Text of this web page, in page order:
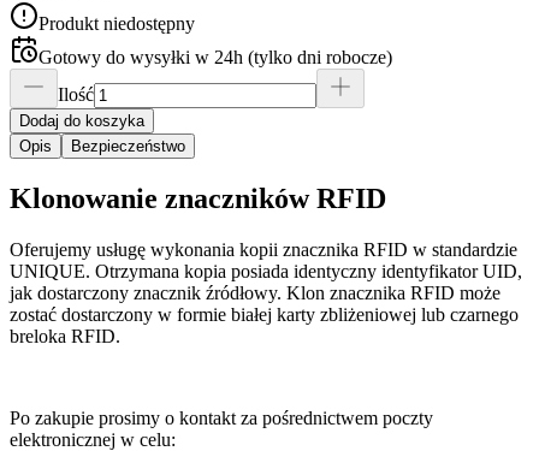
Produkt niedostępny
Gotowy do wysyłki w 24h (tylko dni robocze)
Ilość
Dodaj do koszyka
Opis
Bezpieczeństwo
Klonowanie znaczników RFID
Oferujemy usługę wykonania kopii znacznika RFID w standardzie
UNIQUE. Otrzymana kopia posiada identyczny identyfikator UID,
jak dostarczony znacznik źródłowy. Klon znacznika RFID może
zostać dostarczony w formie białej karty zbliżeniowej lub czarnego
breloka RFID.
Po zakupie prosimy o kontakt za pośrednictwem poczty
elektronicznej w celu: